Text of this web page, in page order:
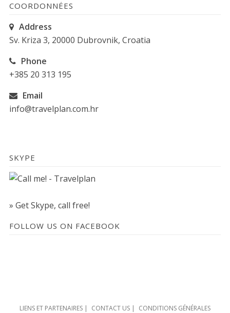
COORDONNÉES
Address
Sv. Kriza 3, 20000 Dubrovnik, Croatia
Phone
+385 20 313 195
Email
info@travelplan.com.hr
SKYPE
» Get Skype, call free!
FOLLOW US ON FACEBOOK
LIENS ET PARTENAIRES | CONTACT US | CONDITIONS GÉNÉRALES